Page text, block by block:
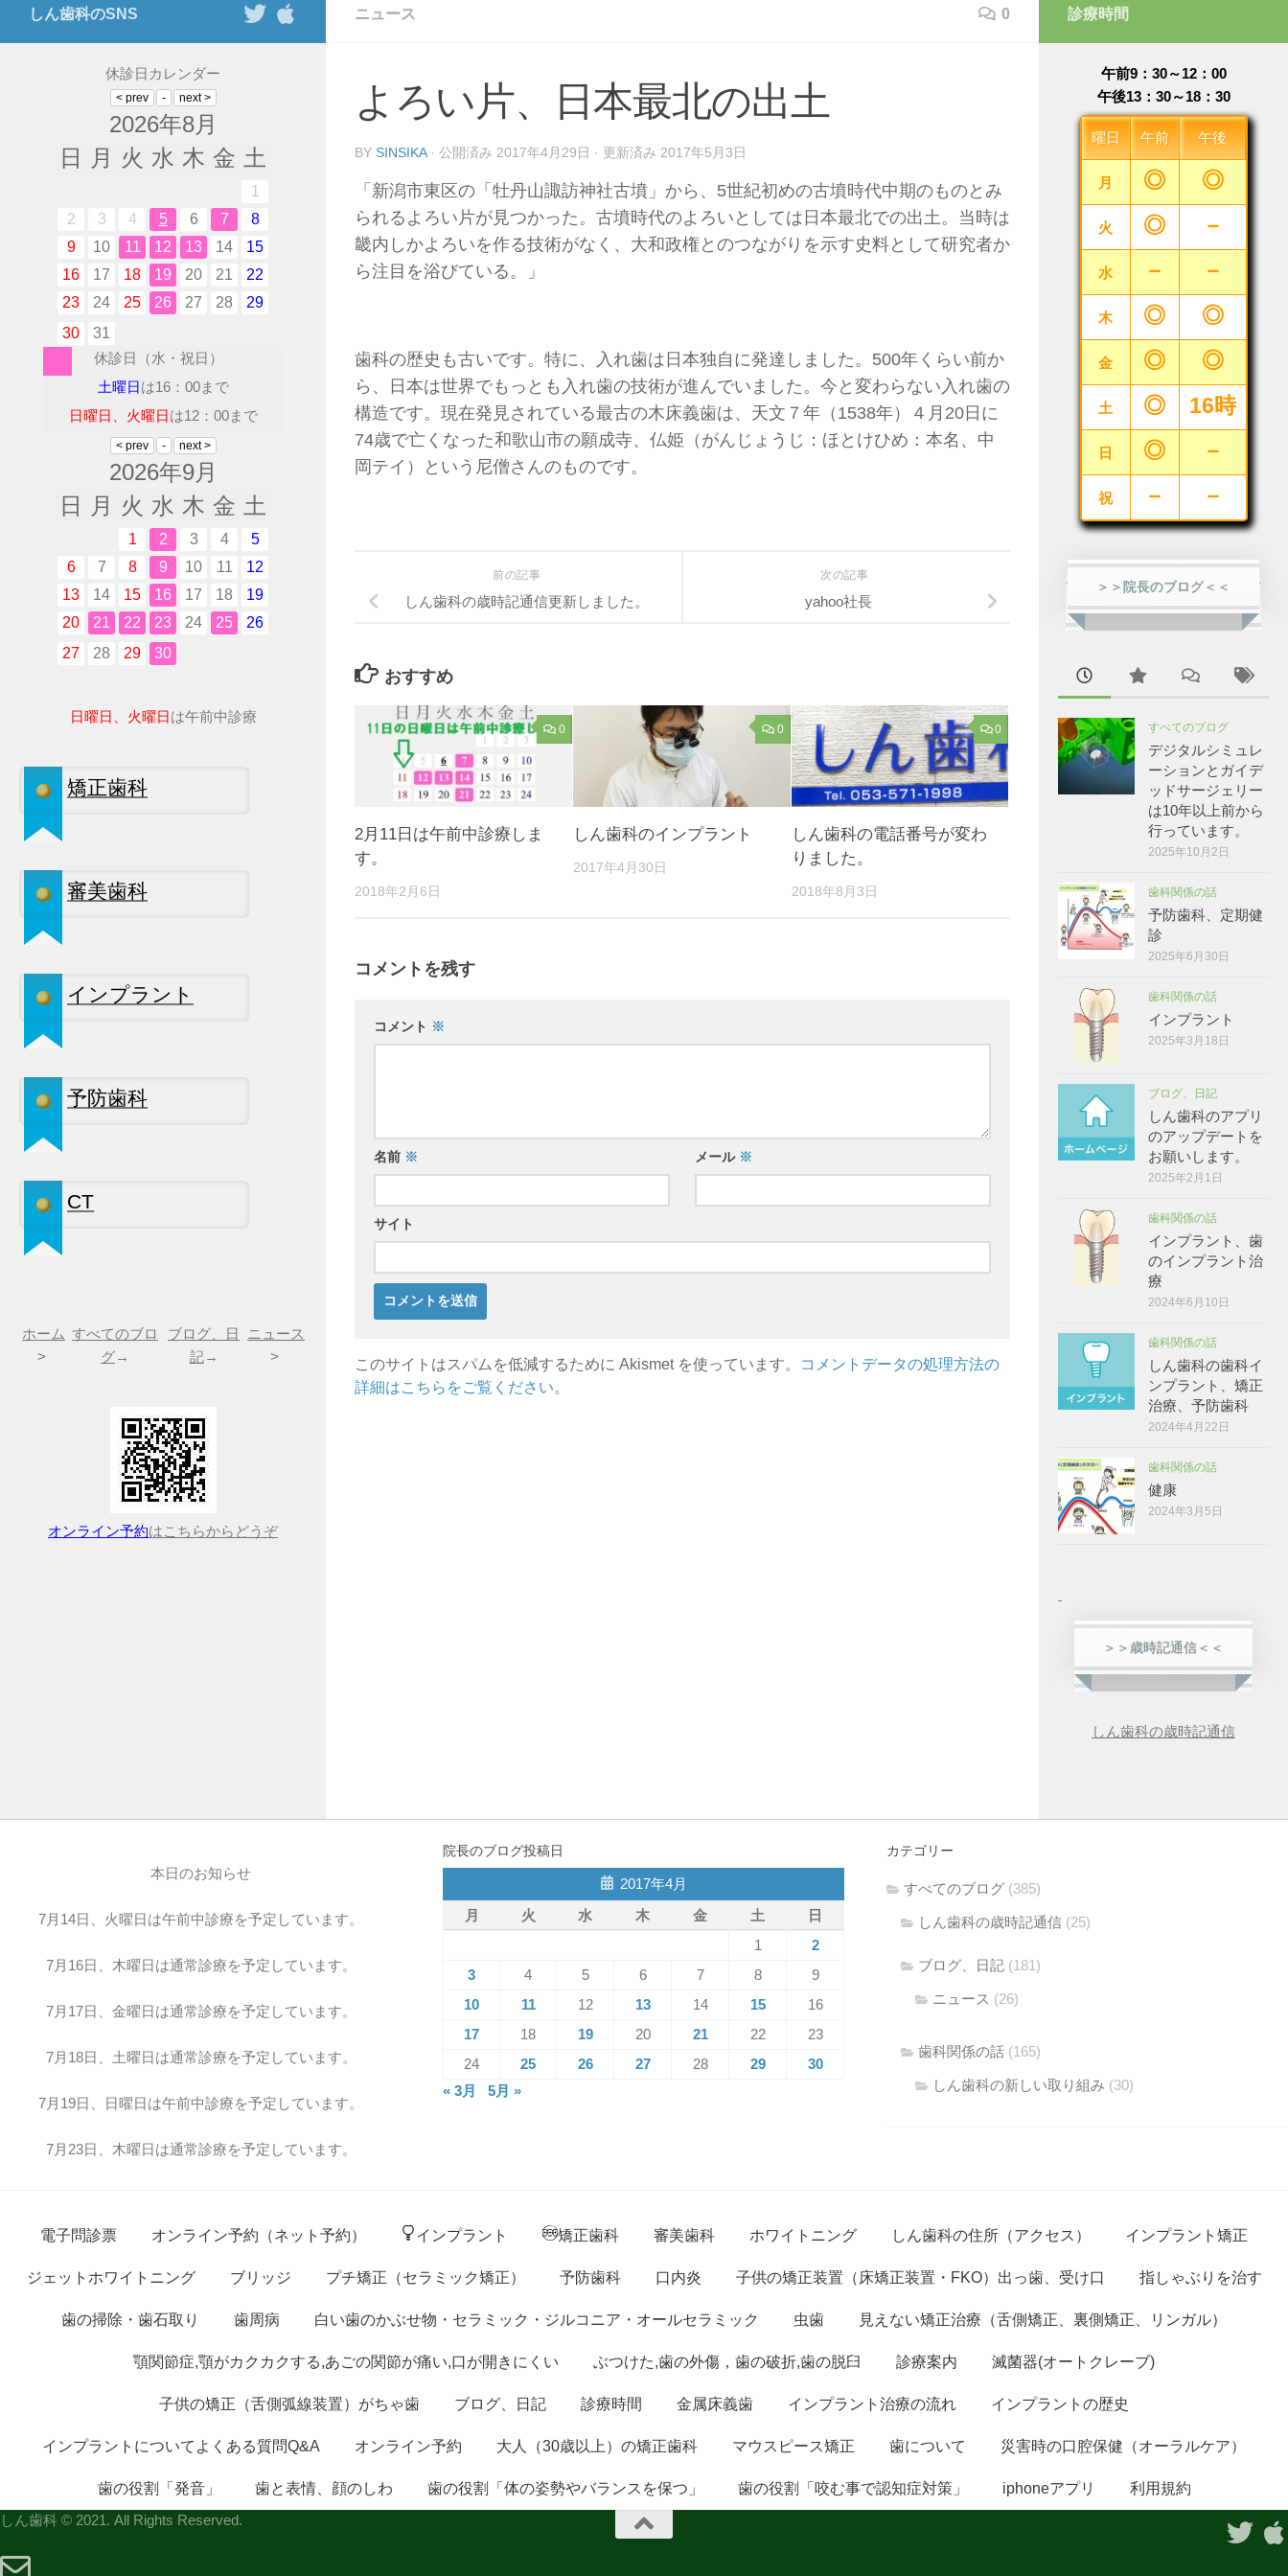
ニュース 0
よろい片、日本最北の出土
BY SINSIKA · 公開済み 2017年4月29日 · 更新済み 2017年5月3日
「新潟市東区の「牡丹山諏訪神社古墳」から、5世紀初めの古墳時代中期のものとみ
られるよろい片が見つかった。古墳時代のよろいとしては日本最北での出土。当時は
畿内しかよろいを作る技術がなく、大和政権とのつながりを示す史料として研究者か
ら注目を浴びている。」
歯科の歴史も古いです。特に、入れ歯は日本独自に発達しました。500年くらい前か
ら、日本は世界でもっとも入れ歯の技術が進んでいました。今と変わらない入れ歯の
構造です。現在発見されている最古の木床義歯は、天文７年（1538年）４月20日に
74歳で亡くなった和歌山市の願成寺、仏姫（がんじょうじ：ほとけひめ：本名、中
岡テイ）という尼僧さんのものです。
次の記事
yahoo社長
前の記事
しん歯科の歳時記通信更新しました。
おすすめ
0
2月11日は午前中診療しま
す。
2018年2月6日
0
しん歯科のインプラント
2017年4月30日
0
しん歯科の電話番号が変わ
りました。
2018年8月3日
コメントを残す
コメント ※
名前 ※ メール ※
サイト
このサイトはスパムを低減するために Akismet を使っています。
コメントデータの処理方法の
詳細はこちらをご覧ください。
しん歯科のSNS
休診日カレンダー
2026年8月
日
月 火 水 木 金 土
1
2
3 4 5 6 7
8
9
10 11 12 13 14
15
16
17 18 19 20 21
22
23
24 25 26 27 28
29
30
31
休診日（水・祝日）
土曜日は16：00まで
日曜日、火曜日は12：00まで
2026年9月
日
月 火 水 木 金 土
1 2 3 4
5
6
7 8 9 10 11
12
13
14 15 16 17 18
19
20
21 22 23 24 25
26
27
28 29 30
日曜日、火曜日は午前中診療
矯正歯科
審美歯科
インプラント
予防歯科
CT
ホーム
>
すべてのブロ
グ→
ブログ、日
記→
ニュース
>
オンライン予約はこちらからどうぞ
診療時間
午前9：30～12：00
午後13：30～18：30
曜日 午前 午後
月 ◎ ◎
火 ◎ －
水 － －
木 ◎ ◎
金 ◎ ◎
土 ◎ 16時
日 ◎ －
祝 － －
＞＞院長のブログ＜＜
すべてのブログ
デジタルシミュレ
ーションとガイデ
ッドサージェリー
は10年以上前から
行っています。
2025年10月2日
歯科関係の話
予防歯科、定期健
診
2025年6月30日
歯科関係の話
インプラント
2025年3月18日
ブログ、日記
しん歯科のアプリ
のアップデートを
お願いします。
2025年2月1日
歯科関係の話
インプラント、歯
のインプラント治
療
2024年6月10日
歯科関係の話
しん歯科の歯科イ
ンプラント、矯正
治療、予防歯科
2024年4月22日
歯科関係の話
健康
2024年3月5日
＞＞歳時記通信＜＜
しん歯科の歳時記通信
本日のお知らせ
7月14日、火曜日は午前中診療を予定しています。
7月16日、木曜日は通常診療を予定しています。
7月17日、金曜日は通常診療を予定しています。
7月18日、土曜日は通常診療を予定しています。
7月19日、日曜日は午前中診療を予定しています。
7月23日、木曜日は通常診療を予定しています。
院長のブログ投稿日
2017年4月
月
火 水 木 金 土
日
1
2
3
4 5 6 7 8
9
10
11 12 13 14 15
16
17
18 19 20 21 22
23
24
25 26 27 28 29
30
« 3月
5月 »
カテゴリー
すべてのブログ(385)
しん歯科の歳時記通信(25)
ブログ、日記(181)
ニュース (26)
歯科関係の話(165)
しん歯科の新しい取り組み (30)
電子問診票 オンライン予約（ネット予約） インプラント 矯正歯科 審美歯科 ホワイトニング しん歯科の住所（アクセス） インプラント矯正
ジェットホワイトニング ブリッジ プチ矯正（セラミック矯正） 予防歯科 口内炎 子供の矯正装置（床矯正装置・FKO）出っ歯、受け口 指しゃぶりを治す
歯の掃除・歯石取り 歯周病 白い歯のかぶせ物・セラミック・ジルコニア・オールセラミック 虫歯 見えない矯正治療（舌側矯正、裏側矯正、リンガル）
顎関節症,顎がカクカクする,あごの関節が痛い,口が開きにくい ぶつけた,歯の外傷，歯の破折,歯の脱臼 診療案内 滅菌器(オートクレーブ)
子供の矯正（舌側弧線装置）がちゃ歯 ブログ、日記 診療時間 金属床義歯 インプラント治療の流れ インプラントの歴史
インプラントについてよくある質問Q&A オンライン予約 大人（30歳以上）の矯正歯科 マウスピース矯正 歯について 災害時の口腔保健（オーラルケア）
歯の役割「発音」 歯と表情、顔のしわ 歯の役割「体の姿勢やバランスを保つ」 歯の役割「咬む事で認知症対策」 iphoneアプリ
利用規約
しん歯科 © 2021. All Rights Reserved.